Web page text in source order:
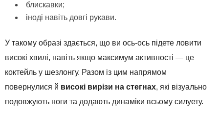
блискавки;
іноді навіть довгі рукави.
У такому образі здається, що ви ось-ось підете ловити
високі хвилі, навіть якщо максимум активності — це
коктейль у шезлонгу. Разом із цим напрямом
повернулися й високі вирізи на стегнах, які візуально
подовжують ноги та додають динаміки всьому силуету.